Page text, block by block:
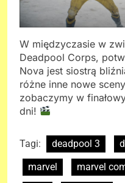
W międzyczasie w
Deadpool Corps,
Nova jest siostrą
różne inne nowe
zobaczymy w
dni!
Tagi: deadpool 3
marvel
marvel